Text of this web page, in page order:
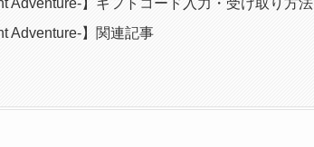
Adventure-】関連記事